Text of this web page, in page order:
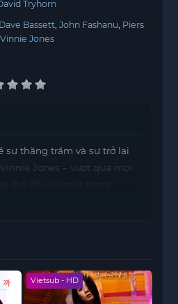
Tryhorn
Dave Bassett John Fashanu Piers
Vinnie Jones
sự thăng trầm và sự trở lại
Jones – vượt qua mọi
khét tiếng nhất làng
Vietsub - HD